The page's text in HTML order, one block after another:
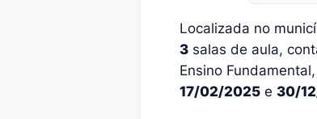
Localizada no
3 salas de aula,
Ensino Fundamental,
17/02/2025 e 30/